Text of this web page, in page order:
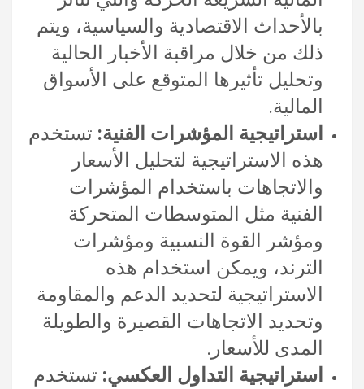
بالأحداث الاقتصادية والسياسية، ويتم
ذلك من خلال مراقبة الأخبار الحالية
وتحليل تأثيرها المتوقع على الأسواق
المالية.
استراتيجية المؤشرات الفنية: تستخدم
هذه الاستراتيجية لتحليل الأسعار
والاتجاهات باستخدام المؤشرات
الفنية مثل المتوسطات المتحركة
ومؤشر القوة النسبية ومؤشرات
الترند، ويمكن استخدام هذه
الاستراتيجية لتحديد الدعم والمقاومة
وتحديد الاتجاهات القصيرة والطويلة
المدى للأسعار.
استراتيجية التداول العكسي: تستخدم